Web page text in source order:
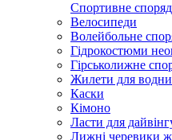
Спортивне
Велосипеди
Волейбольне
Гідрокостюми
Гірськолижне
Жилети для
Каски
Кімоно
Ласти для
Лижні черевики